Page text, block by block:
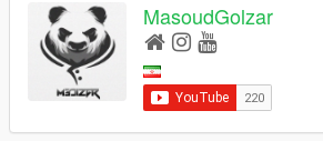
MasoudGolzar